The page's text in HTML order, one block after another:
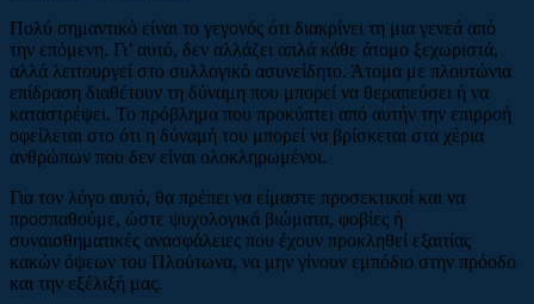
Πολύ σημαντικό είναι το γεγονός ότι διακρίνει τη μια γενεά από
την επόμενη. Γι’ αυτό, δεν αλλάζει απλά κάθε άτομο ξεχωριστά,
αλλά λειτουργεί στο συλλογικό ασυνείδητο. Άτομα με πλουτώνια
επίδραση διαθέτουν τη δύναμη που μπορεί να θεραπεύσει ή να
καταστρέψει. Το πρόβλημα που προκύπτει από αυτήν την επιρροή
οφείλεται στο ότι η δύναμή του μπορεί να βρίσκεται στα χέρια
ανθρώπων που δεν είναι ολοκληρωμένοι.
Για τον λόγο αυτό, θα πρέπει να είμαστε προσεκτικοί και να
προσπαθούμε, ώστε ψυχολογικά βιώματα, φοβίες ή
συναισθηματικές ανασφάλειες που έχουν προκληθεί εξαιτίας
κακών όψεων του Πλούτωνα, να μην γίνουν εμπόδιο στην πρόοδο
και την εξέλιξή μας.